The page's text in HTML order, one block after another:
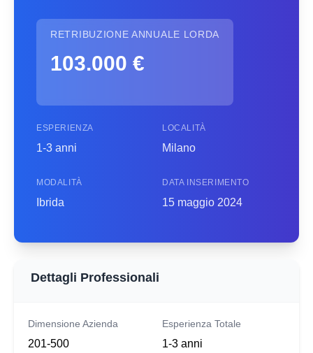
RETRIBUZIONE ANNUALE LORDA
103.000 €
ESPERIENZA
1-3 anni
LOCALITÀ
Milano
MODALITÀ
Ibrida
DATA INSERIMENTO
15 maggio 2024
Dettagli Professionali
Dimensione Azienda
201-500
Esperienza Totale
1-3 anni